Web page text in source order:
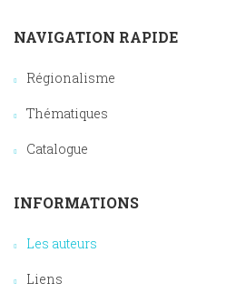
NAVIGATION RAPIDE
Régionalisme
Thématiques
Catalogue
INFORMATIONS
Les auteurs
Liens